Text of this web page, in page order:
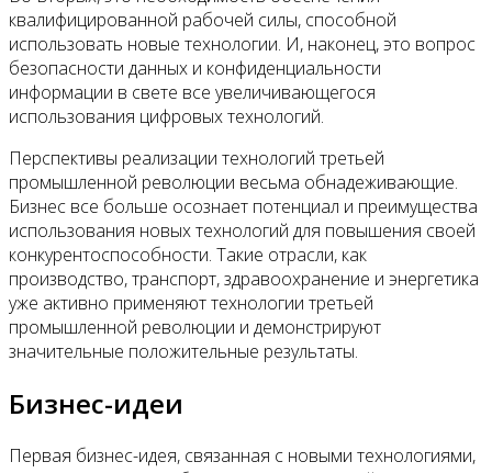
квалифицированной рабочей силы, способной
использовать новые технологии. И, наконец, это вопрос
безопасности данных и конфиденциальности
информации в свете все увеличивающегося
использования цифровых технологий.
Перспективы реализации технологий третьей
промышленной революции весьма обнадеживающие.
Бизнес все больше осознает потенциал и преимущества
использования новых технологий для повышения своей
конкурентоспособности. Такие отрасли, как
производство, транспорт, здравоохранение и энергетика
уже активно применяют технологии третьей
промышленной революции и демонстрируют
значительные положительные результаты.
Бизнес-идеи
Первая бизнес-идея, связанная с новыми технологиями,